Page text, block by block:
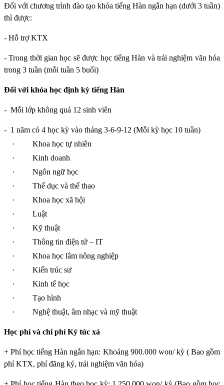
Đối với chương trình đào tạo khóa tiếng Hàn ngắn hạn (dưới 3 tuần)
thì được:
- Hỗ trợ KTX
- Trong thời gian học sẽ được học tiếng Hàn và trải nghiệm văn hóa
trong 3 tuần (mỗi tuần 5 buổi)
Đối với khóa học định kỳ tiếng Hàn
- Mỗi lớp không quá 12 sinh viên
- 1 năm có 4 học kỳ vào tháng 3-6-9-12 (Mỗi kỳ học 10 tuần)
·
Khoa học tự nhiên
·
Kinh doanh
·
Ngôn ngữ học
·
Thể dục và thể thao
·
Khoa học xã hội
·
Luật
·
Kỹ thuật
·
Thông tin điện tử – IT
·
Khoa học lâm nông nghiệp
·
Kiến trúc sư
·
Kinh tế học
·
Tạo hình
·
Nghệ thuật, âm nhạc và mỹ thuật
Học phí và chi phí Ký túc xá
+ Phí học tiếng Hàn ngắn hạn: Khoảng 900.000 won/ kỳ ( Bao gồm
phí KTX, phí đăng ký, trải nghiệm văn hóa)